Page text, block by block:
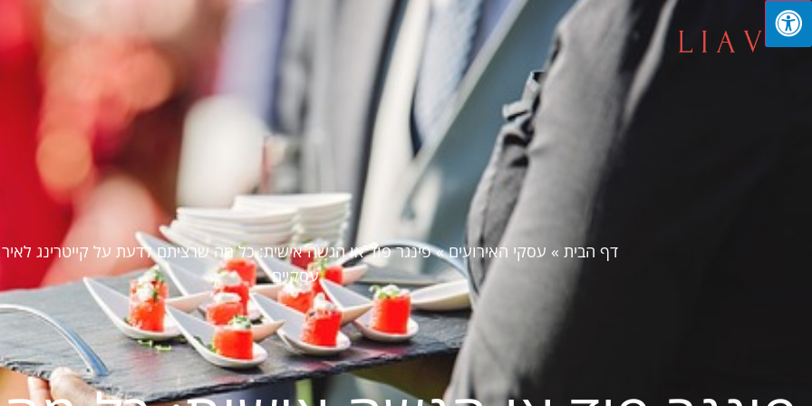
דף הבית » עסקי האירועים»פינגר פוד או הגשה אישית: כל מה שרציתם לדעת על קייטרינג
עסקיים